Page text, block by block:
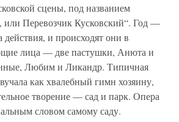
сцены, под названием
или Перевозчик Кусковский“. Год —
действия, и происходят они в
лица — две пастушки, Анюта и
Любим и Ликандр. Типичная
как хвалебный гимн хозяину,
творение — сад и парк. Опера
словом самому саду.